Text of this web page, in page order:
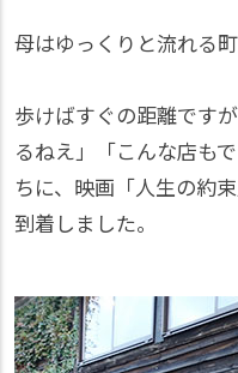
母はゆっくりと流れる
歩けばすぐの距離です
るねえ」「こんな店も
ちに、映画「人生の約
到着しました。